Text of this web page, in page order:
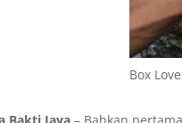
Box Love